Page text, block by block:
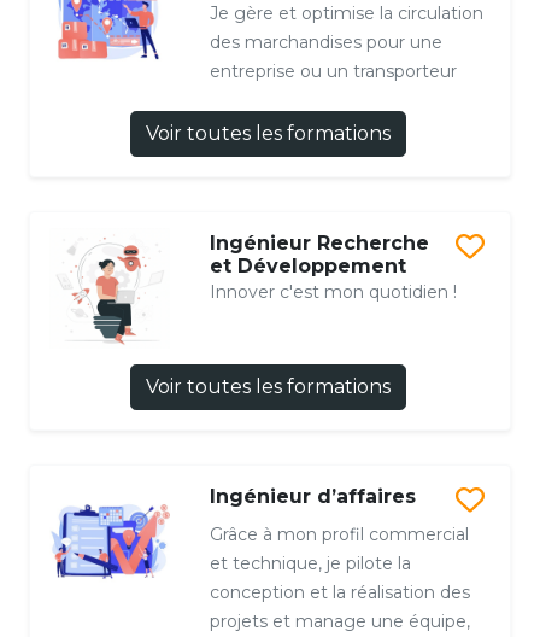
Je gère et optimise la circulation
des marchandises pour une
entreprise ou un transporteur
Voir toutes les formations
Ingénieur Recherche
et Développement
Innover c'est mon quotidien !
Voir toutes les formations
Ingénieur d’affaires
Grâce à mon profil commercial
et technique, je pilote la
conception et la réalisation des
projets et manage une équipe,